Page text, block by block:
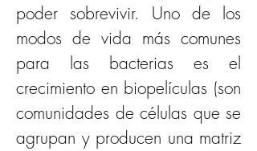
poder sobrevivir. Uno de los
modos de vida más comunes
para las bacterias es el
crecimiento en biopelículas (son
comunidades de células que se
agrupan y producen una matriz